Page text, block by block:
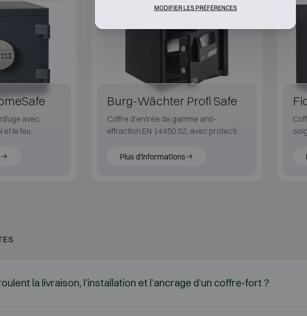
avec
et le feu
Burg-Wächter Profi Safe
Coffre d’entrée de gamme anti-
effraction EN 14450 S2, avec protection
Plus d'informations
la livraison, l’installation et l’ancrage d’un coffre-fort ?
MODIFIER LES PRÉFÉRENCES